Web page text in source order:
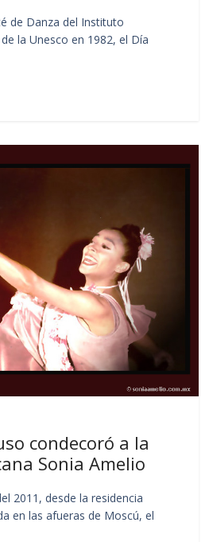
de Danza del Instituto
la Unesco en 1982, el Día
condecoró a la
Sonia Amelio
2011, desde la residencia
en las afueras de Moscú, el